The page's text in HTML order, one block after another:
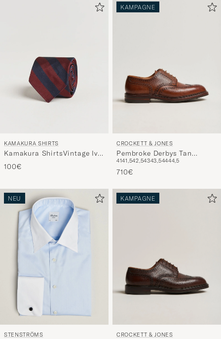
KAMAKURA SHIRTS
Kamakura ShirtsVintage Ivy
Regimental Stripe Silk
TieNavy/Burgundy
100€
KAMPAGNE
CROCKETT & JONES
Pembroke Derbys Tan
Grained Calf
4141,542,54343,54444,5
710€
NEU
STENSTRÖMS
KAMPAGNE
CROCKETT & JONES